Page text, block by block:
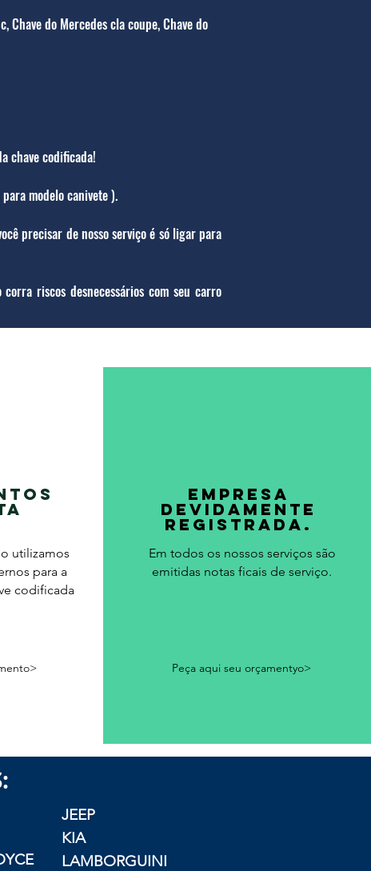
Chave do Mercedes cla coupe, Chave do
chave codificada!
modelo canivete ).
precisar de nosso serviço é só ligar para
riscos desnecessários com seu carro
utilizamos
para a
codificada
Empresa
devidamente
registrada.
Em todos os nossos serviços são
emitidas notas ficais de serviço.
Peça aqui seu orçamentyo>
LAMBORGUINI
KIA
JEEP